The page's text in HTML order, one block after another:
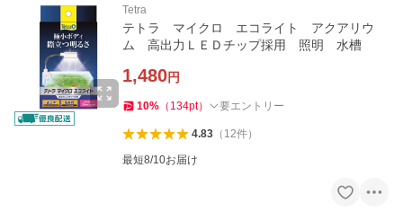
Tetra
テトラ マイクロ エコライト アクアリウ
ム 高出力ＬＥＤチップ採用 照明 水槽
1,480円
10% （ 134pt） 要エントリー
4.83（ 12件）
最短8/10お届け